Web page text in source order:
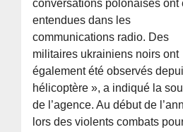
conversations polonaises ont
entendues dans les
communications radio. Des
militaires ukrainiens noirs ont
également été observés
hélicoptère », a indiqué la
de l’agence. Au début de
lors des violents combats